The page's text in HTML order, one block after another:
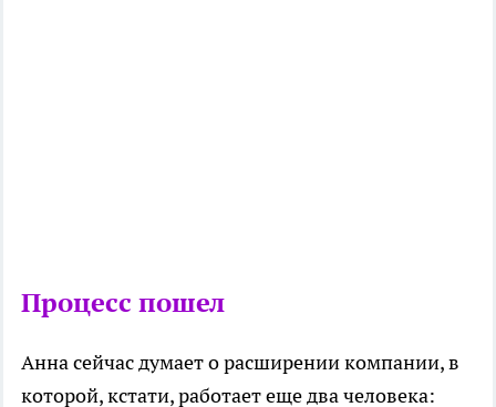
Процесс пошел
Анна сейчас думает о расширении компании, в
которой, кстати, работает еще два человека: